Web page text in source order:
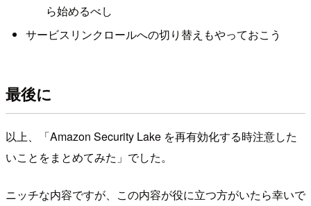
ら始めるべし
サービスリンクロールへの切り替えもやっておこう
最後に
以上、「Amazon Security Lake を再有効化する時注意した
いことをまとめてみた」でした。
ニッチな内容ですが、この内容が役に立つ方がいたら幸いで